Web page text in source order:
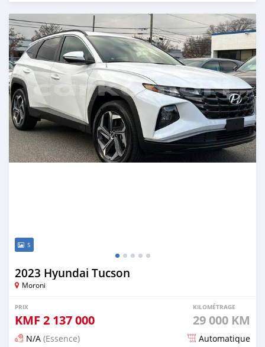
Publié il y a 5 mois
5
2023 Hyundai Tucson
Moroni
PRIX
KMF 2 137 000
KILOMÉTRAGE
29 000 KM
N/A (Essence) Automatique